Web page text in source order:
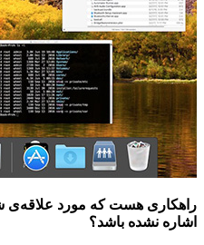
راهکاری هست که مورد علاقه‌ی
اشاره نشده باشد؟